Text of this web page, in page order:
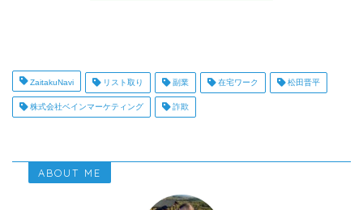
ZaitakuNavi リスト取り 副業 在宅ワーク 松田晋平
株式会社ベインマーケティング 詐欺
ABOUT ME